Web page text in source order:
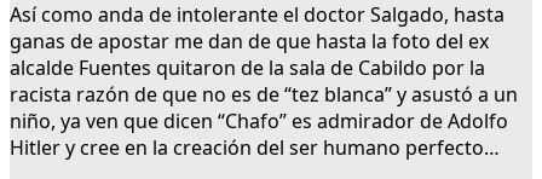
Así como anda de intolerante el doctor Salgado, hasta
ganas de apostar me dan de que hasta la foto del ex
alcalde Fuentes quitaron de la sala de Cabildo por la
racista razón de que no es de “tez blanca” y asustó a un
niño, ya ven que dicen “Chafo” es admirador de Adolfo
Hitler y cree en la creación del ser humano perfecto…